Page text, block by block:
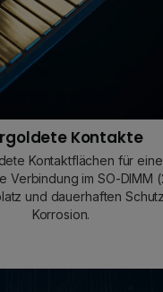
Kontakte
Kontaktflächen für eine
Verbindung im SO-DIMM
und dauerhaften
Korrosion.